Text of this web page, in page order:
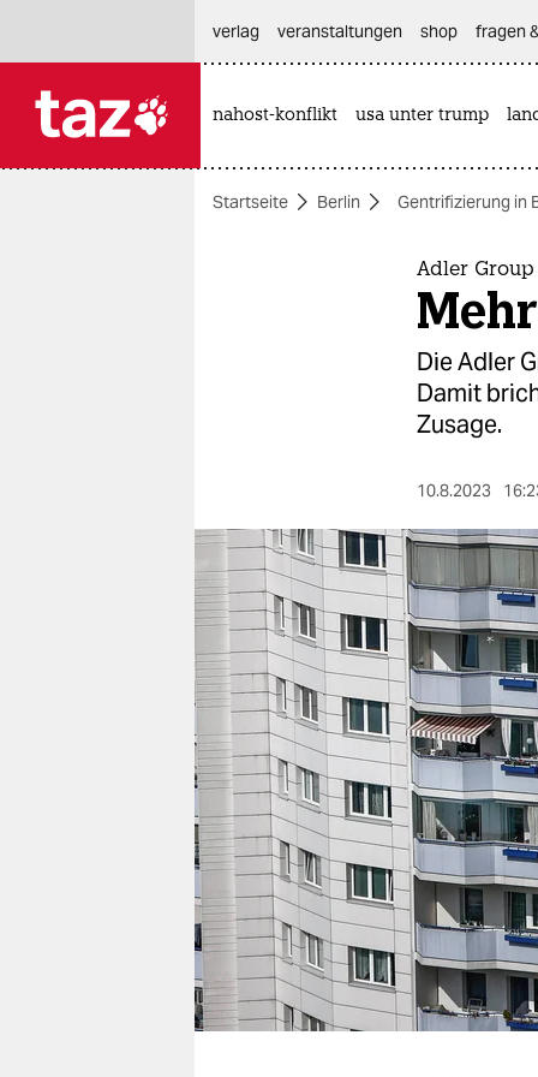
themen
berlin
nord
wahrheit
verlag
verlag
veranstaltungen
shop
fragen & hilfe
unterstützen
abo
genossenschaft
verlag
veranstaltungen shop fragen
nahost-konflikt usa unter trump
Startseite Berlin Gentrifizierung in
Adler
Die Adler
Damit
Zusage.
10.8.2023